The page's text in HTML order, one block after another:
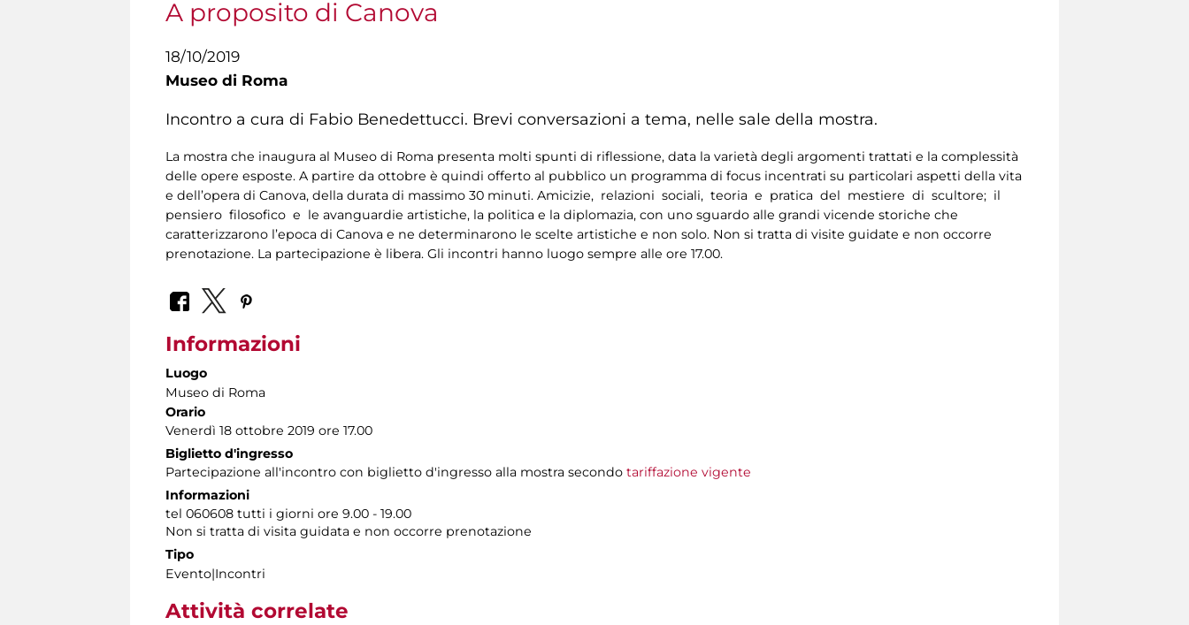
A proposito di Canova
18/10/2019
Museo di Roma
Incontro a cura di Fabio Benedettucci. Brevi conversazioni a tema, nelle sale della mostra.
La mostra che inaugura al Museo di Roma presenta molti spunti di riflessione, data la varietà degli argomenti trattati e la complessità
delle opere esposte. A partire da ottobre è quindi offerto al pubblico un programma di focus incentrati su particolari aspetti della vita
e dell’opera di Canova, della durata di massimo 30 minuti. Amicizie, relazioni sociali, teoria e pratica del mestiere di scultore; il
pensiero filosofico e le avanguardie artistiche, la politica e la diplomazia, con uno sguardo alle grandi vicende storiche che
caratterizzarono l’epoca di Canova e ne determinarono le scelte artistiche e non solo. Non si tratta di visite guidate e non occorre
prenotazione. La partecipazione è libera. Gli incontri hanno luogo sempre alle ore 17.00.
Informazioni
Luogo
Museo di Roma
Orario
Venerdì 18 ottobre 2019 ore 17.00
Biglietto d'ingresso
Partecipazione all'incontro con biglietto d'ingresso alla mostra secondo tariffazione vigente
Informazioni
tel 060608 tutti i giorni ore 9.00 - 19.00
Non si tratta di visita guidata e non occorre prenotazione
Tipo
Evento|Incontri
Attività correlate